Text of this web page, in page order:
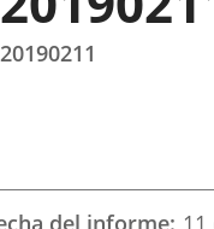
20190211
del informe